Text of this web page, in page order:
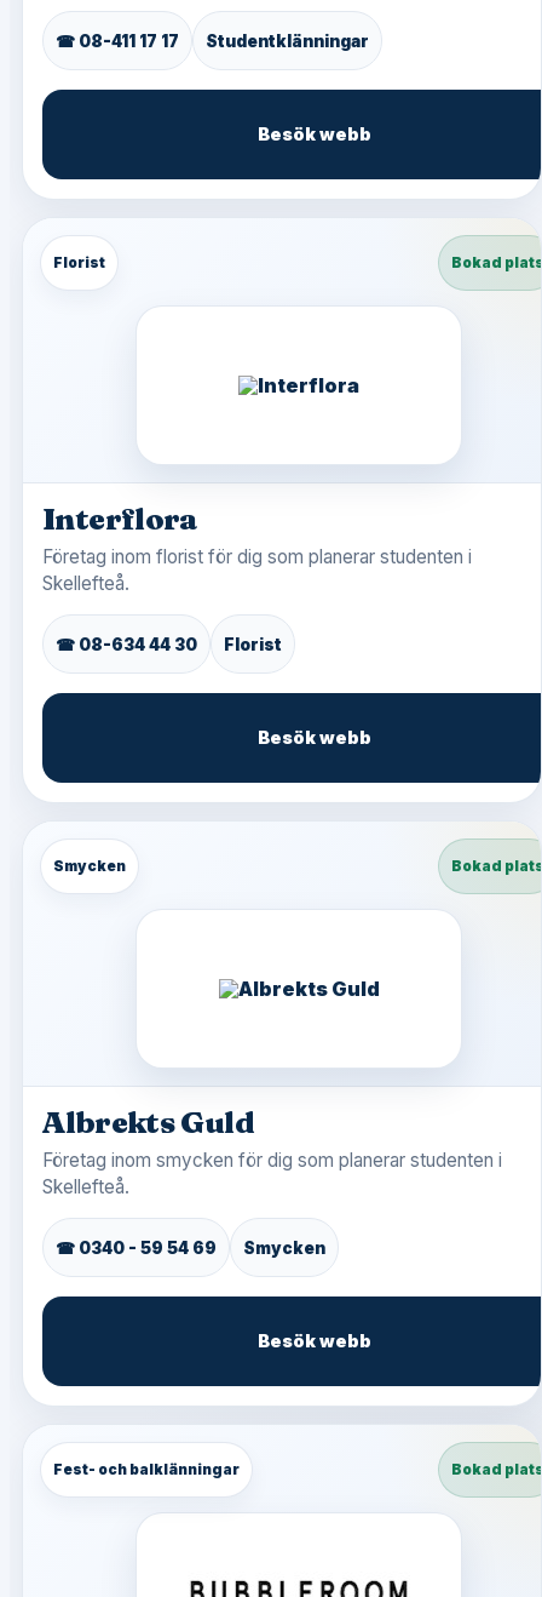
☎ 08-411 17 17 Studentklänningar
Besök webb
Florist Bokad
Interflora
Företag inom florist för dig som planerar studenten i
Skellefteå.
☎ 08-634 44 30 Florist
Besök webb
Smycken Bokad
Albrekts Guld
Företag inom smycken för dig som planerar studenten i
Skellefteå.
☎ 0340 - 59 54 69 Smycken
Besök webb
Fest- och balklänningar Bokad